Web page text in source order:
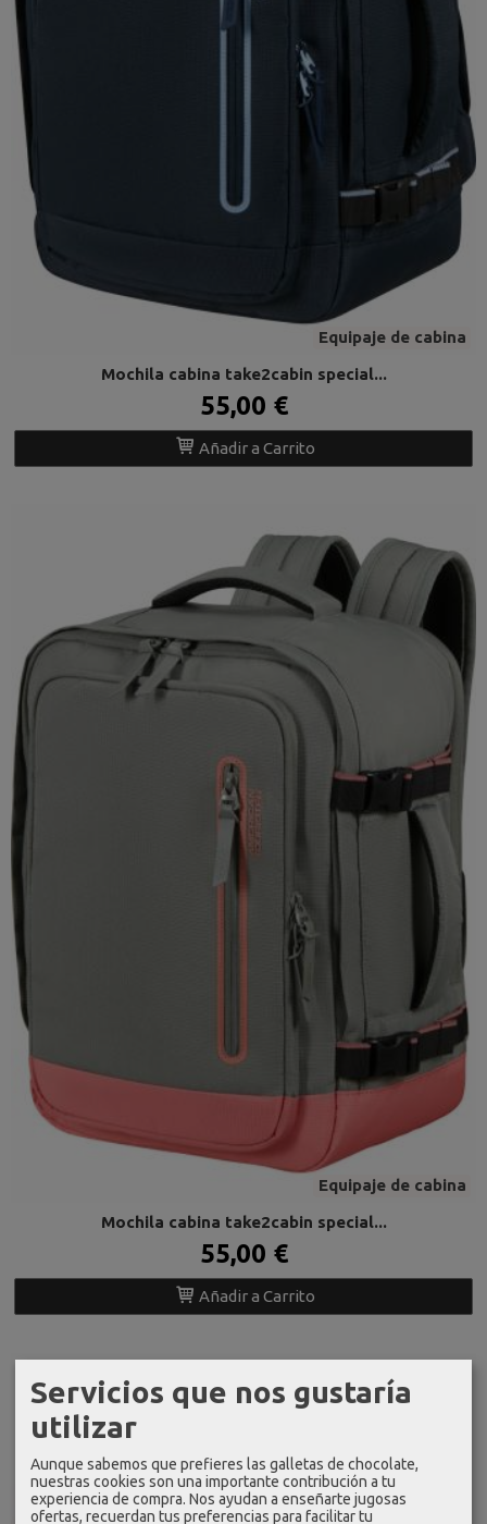
Equipaje de cabina
Mochila cabina take2cabin special...
55,00 €
Añadir a Carrito
Equipaje de cabina
Mochila cabina take2cabin special...
55,00 €
Añadir a Carrito
Servicios que nos gustaría
utilizar
Aunque sabemos que prefieres las galletas de chocolate,
nuestras cookies son una importante contribución a tu
experiencia de compra. Nos ayudan a enseñarte jugosas
ofertas, recuerdan tus preferencias para facilitar tu